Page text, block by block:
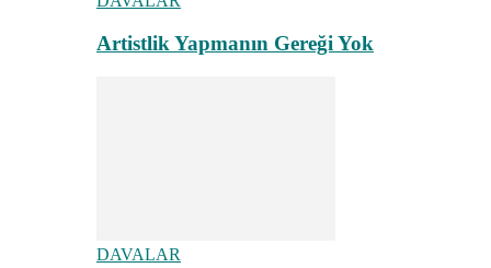
Artistlik Yapmanın Gereği Yok
DAVALAR